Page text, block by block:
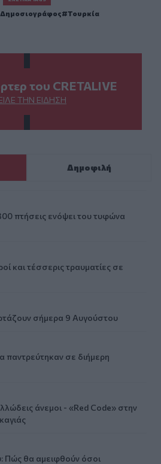
Δημοσιογράφος Τουρκία
του CRETALIVE
ΤΗΝ ΕΊΔΗΣΗ
Δημοφιλή
πτήσεις ενόψει του τυφώνα
και τέσσερις τραυματίες σε
σήμερα 9 Αυγούστου
παντρεύτηκαν σε διήμερη
άνεμοι - «Red Code» στην
Πώς θα αμειφθούν όσοι